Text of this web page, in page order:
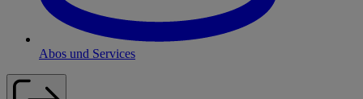
Abos und Services